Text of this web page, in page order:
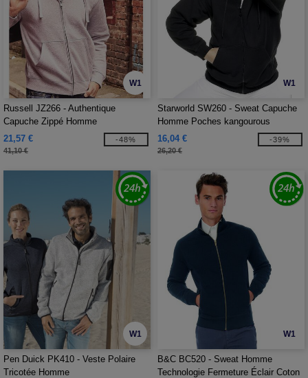
W1
Russell JZ266 - Authentique
Capuche Zippé Homme
21,57 €
41,10 €
-48%
W1
Starworld SW260 - Sweat Capuche
Homme Poches kangourous
16,04 €
26,20 €
-39%
W1
Pen Duick PK410 - Veste Polaire
Tricotée Homme
W1
B&C BC520 - Sweat Homme
Technologie Fermeture Éclair Coton